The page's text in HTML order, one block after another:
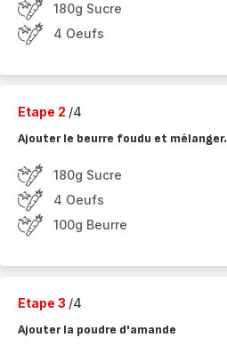
180g Sucre
4 Oeufs
Etape 2 /4
Ajouter le beurre foudu et mélanger.
180g Sucre
4 Oeufs
100g Beurre
Etape 3 /4
Ajouter la poudre d'amande